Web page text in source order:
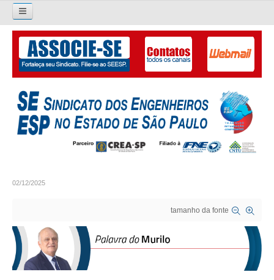
Pesquisar...
O SINDICATO
APRESENTAÇÃO
PALAVRA DO PRESIDENTE
GALERIA EX-PRESIDENTES
ORGANOGRAMA
02/12/2025
tamanho da fonte